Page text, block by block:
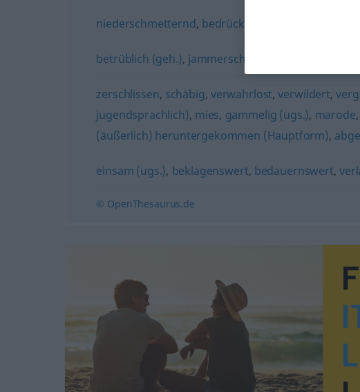
niederschmetternd, bedrückend niederdrückend
betrüblich (geh.), jammerschade
zerschlissen, schäbig, verwahrlost,verwildert,
jugendsprachlich), mies, gammelig (ugs.), marode,
(äußerlich) heruntergekommen (Hauptform),
einsam (ugs.), beklagenswert, bedauernswert,
© OpenThesaurus.de